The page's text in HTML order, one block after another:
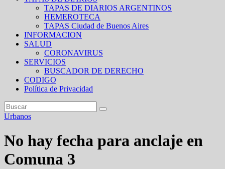
TAPAS DE DIARIOS ARGENTINOS
HEMEROTECA
TAPAS Ciudad de Buenos Aires
INFORMACION
SALUD
CORONAVIRUS
SERVICIOS
BUSCADOR DE DERECHO
CODIGO
Política de Privacidad
Urbanos
No hay fecha para anclaje en
Comuna 3